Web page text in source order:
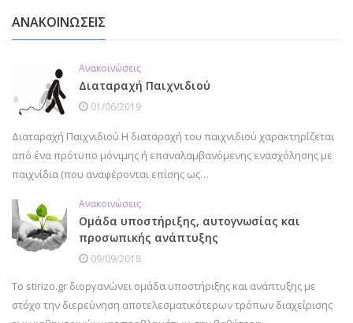
ΑΝΑΚΟΙΝΩΣΕΙΣ
Ανακοινώσεις
Διαταραχή Παιχνιδιού
01/06/2019
Διαταραχή Παιχνιδιού Η διαταραχή του παιχνιδιού χαρακτηρίζεται
από ένα πρότυπο μόνιμης ή επαναλαμβανόμενης ενασχόλησης με
παιχνίδια (που αναφέρονται επίσης ως…
Ανακοινώσεις
Ομάδα υποστήριξης, αυτογνωσίας και
προσωπικής ανάπτυξης
09/09/2018
Το stirizo.gr διοργανώνει ομάδα υποστήριξης και ανάπτυξης με
στόχο την διερεύνηση αποτελεσματικότερων τρόπων διαχείρισης